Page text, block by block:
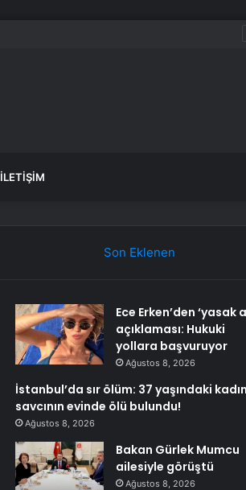
İLETIŞIM
Son Eklenen
Ece Erken’den ‘yasak
açıklaması: Hukuki
yollara başvuruyor
Ağustos 8, 2026
İstanbul’da sır ölüm: 37 yaşındaki kadın
savcının evinde ölü bulundu!
Ağustos 8, 2026
Bakan Gürlek Mumcu
ailesiyle görüştü
Ağustos 8, 2026